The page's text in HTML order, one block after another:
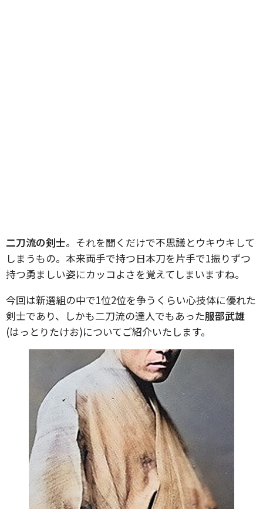
二刀流の剣士。それを聞くだけで不思議とウキウキして
しまうもの。本来両手で持つ日本刀を片手で1振りずつ
持つ勇ましい姿にカッコよさを覚えてしまいますね。
今回は新選組の中で1位2位を争うくらい心技体に優れた
剣士であり、しかも二刀流の達人でもあった服部武雄
(はっとりたけお)についてご紹介いたします。